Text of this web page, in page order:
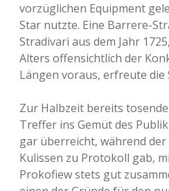
vorzüglichen Equipment
Star nutzte. Eine Barrere-
Stradivari aus dem Jahr
Alters offensichtlich der
Längen voraus, erfreute die
Zur Halbzeit bereits
Treffer ins Gemüt des
gar überreicht, während
Kulissen zu Protokoll gab,
Prokofiew stets gut